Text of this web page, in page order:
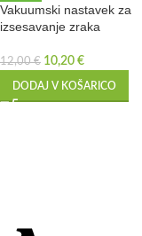
Vakuumski nastavek za
izsesavanje zraka
12,00€ 10,20 €
DODAJ V KOŠARICO